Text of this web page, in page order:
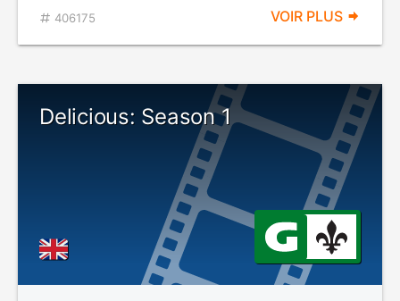
406175 VOIR PLUS
Delicious: Season 1